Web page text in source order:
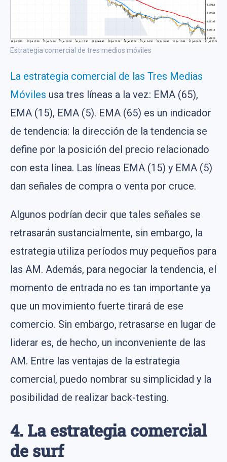
Estrategia comercial de tres medios móviles
La estrategia comercial de las Tres Medias
Móviles usa tres líneas a la vez: EMA (65),
EMA (15), EMA (5). EMA (65) es un indicador
de tendencia: la dirección de la tendencia se
define por la posición del precio relacionado
con esta línea. Las líneas EMA (15) y EMA (5)
dan señales de compra o venta por cruce.
Algunos podrían decir que tales señales se
retrasarán sustancialmente, sin embargo, la
estrategia utiliza períodos muy pequeños para
las AM. Además, para negociar la tendencia, el
momento de entrada no es tan importante ya
que un movimiento fuerte tirará de ese
comercio. Sin embargo, retrasarse en lugar de
liderar es, de hecho, un inconveniente de las
AM. Entre las ventajas de la estrategia
comercial, puedo nombrar su simplicidad y la
posibilidad de realizar back-testing.
4. La estrategia comercial
de surf